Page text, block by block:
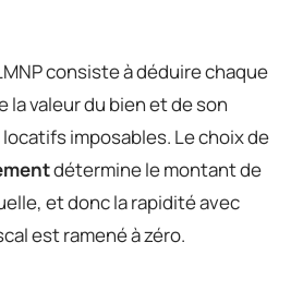
consiste à déduire chaque
la valeur du bien et de son
imposables. Le choix de
détermine le montant de
et donc la rapidité avec
est ramené à zéro.